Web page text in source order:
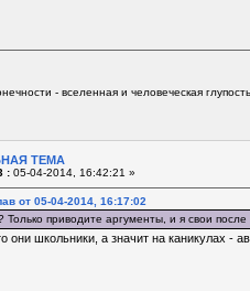
- вселенная и человеческая
ТЕМА
: 05-04-2014, 16:42:21 »
от 05-04-2014, 16:17:02
приводите аргументы, и я свои после
они школьники, а значит на каникулах -